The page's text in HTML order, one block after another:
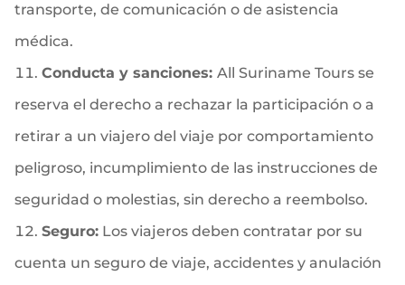
transporte, de comunicación o de asistencia
médica.
Conducta y sanciones: All Suriname Tours se
reserva el derecho a rechazar la participación o a
retirar a un viajero del viaje por comportamiento
peligroso, incumplimiento de las instrucciones de
seguridad o molestias, sin derecho a reembolso.
Seguro:Los viajeros deben contratar por su
cuenta un seguro de viaje, accidentes y anulación